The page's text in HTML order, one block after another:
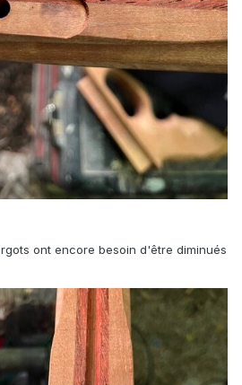
ont encore besoin d'être diminués